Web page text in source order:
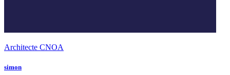
Architecte CNOA
simon